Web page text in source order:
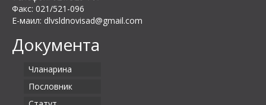
Факс: 021/521-096
Е-маил: dlvsldnovisad@gmail.com
Документа
Чланарина
Пословник